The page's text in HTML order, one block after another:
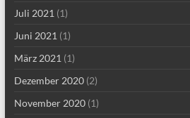
Juli 2021 (1)
Juni 2021 (1)
März 2021 (1)
Dezember 2020(2)
November 2020(1)